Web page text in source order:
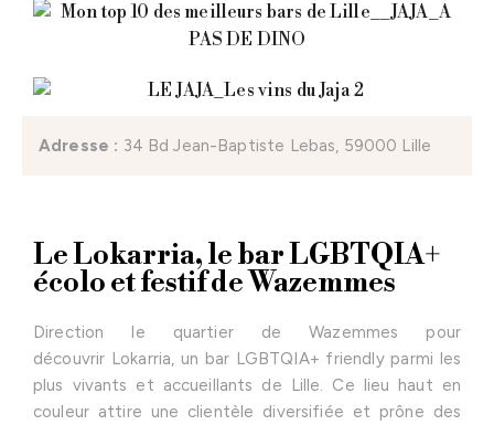
Adresse : 34 Bd Jean-Baptiste Lebas, 59000 Lille
Le Lokarria, le bar LGBTQIA+
écolo et festif de Wazemmes
Direction le quartier de Wazemmes pour
découvrir Lokarria, un bar LGBTQIA+ friendly parmi les
plus vivants et accueillants de Lille. Ce lieu haut en
couleur attire une clientèle diversifiée et prône des